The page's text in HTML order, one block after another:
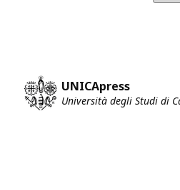
UNICApress
Università degli Studi di